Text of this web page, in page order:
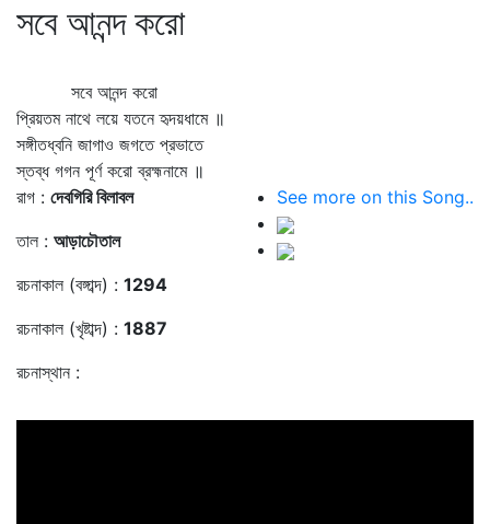
সবে আনন্দ করো
সবে আনন্দ করো
প্রিয়তম নাথে লয়ে যতনে হৃদয়ধামে ॥
সঙ্গীতধ্বনি জাগাও জগতে প্রভাতে
স্তব্ধ গগন পূর্ণ করো ব্রহ্মনামে ॥
রাগ : দেবগিরি বিলাবল
তাল : আড়াচৌতাল
রচনাকাল (বঙ্গাব্দ) : 1294
রচনাকাল (খৃষ্টাব্দ) : 1887
রচনাস্থান :
See more on this Song..